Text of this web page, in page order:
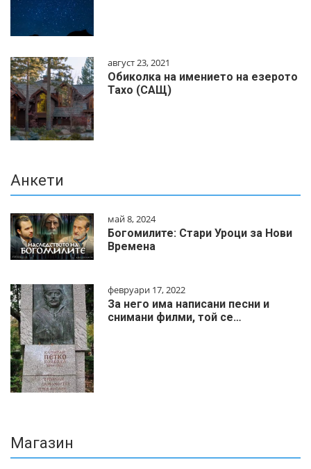
август 23, 2021
Обиколка на имението на езерото
Тахо (САЩ)
Анкети
май 8, 2024
Богомилите: Стари Уроци за Нови
Времена
февруари 17, 2022
За него има написани песни и
снимани филми, той се…
Магазин